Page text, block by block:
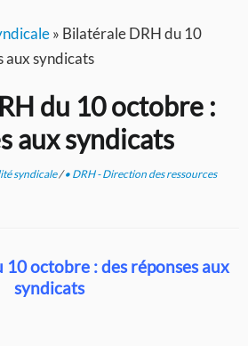
» Bilatérale DRH du 10
aux syndicats
du 10 octobre :
aux syndicats
syndicale/• DRH - Direction des ressources
octobre : des réponses aux
syndicats